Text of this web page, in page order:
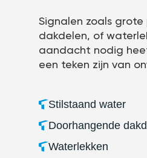
Signalen zoals
dakdelen, of
aandacht nodig
een teken zijn van
Stilstaand water
Doorhangende
Waterlekken